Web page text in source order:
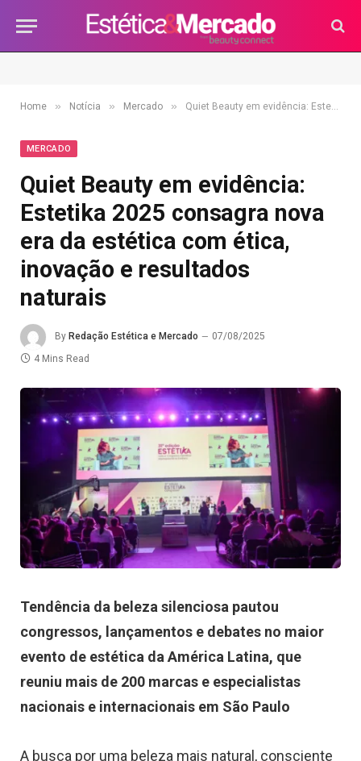
Home » Notícia » Mercado » Quiet Beauty em evidência: Estetika 2025 consagra nova era da estética com ética, inovação e resultados naturais
MERCADO
Quiet Beauty em evidência:
Estetika 2025 consagra nova
era da estética com ética,
inovação e resultados
naturais
By Redação Estética e Mercado
07/08/2025
4 Mins Read
Tendência da beleza silenciosa pautou
congressos, lançamentos e debates no maior
evento de estética da América Latina, que
reuniu mais de 200 marcas e especialistas
nacionais e internacionais em São Paulo
A busca por uma beleza mais natural, consciente